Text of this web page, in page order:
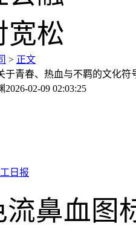
> 正文
于青春、热血与不羁的文化符
2026-02-09 02:03:25
流鼻血图